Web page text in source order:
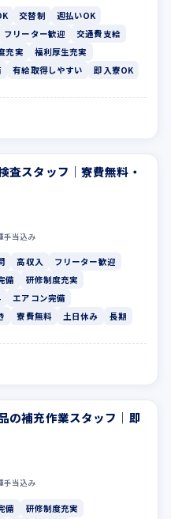
交替制
週払いOK
フリーター歓迎
交通費支給
充実
福利厚生充実
有給取得しやすい
即入寮OK
査スタッフ｜寮費無料・
手当込み
高収入
フリーター歓迎
備
研修制度充実
エアコン完備
寮費無料 土日休み
長期
の補充作業スタッフ｜即
手当込み
備
研修制度充実